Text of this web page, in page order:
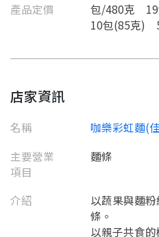
產品定價
包/480克
10包(85克)
店家資訊
名稱
咖樂彩虹麵(
主要營業
項目
麵條
介紹
以蔬果與麵
條。
以親子共食